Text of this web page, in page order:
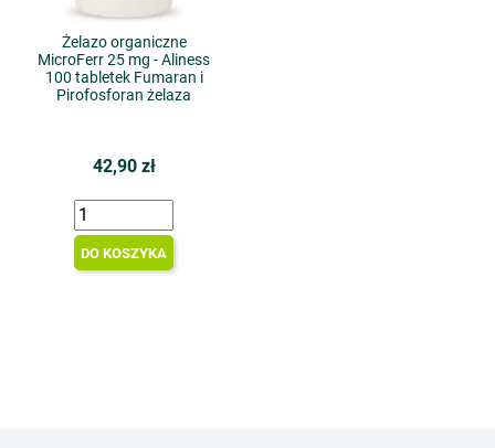
Żelazo organiczne
MicroFerr 25 mg - Aliness
100 tabletek Fumaran i
Pirofosforan żelaza
42,90 zł
DO KOSZYKA